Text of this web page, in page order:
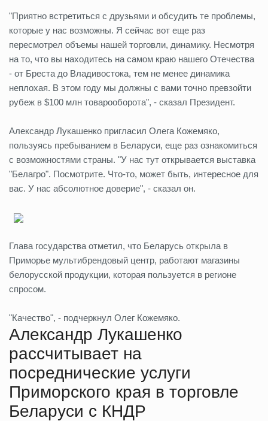
"Приятно встретиться с друзьями и обсудить те проблемы,
которые у нас возможны. Я сейчас вот еще раз
пересмотрел объемы нашей торговли, динамику. Несмотря
на то, что вы находитесь на самом краю нашего Отечества
- от Бреста до Владивостока, тем не менее динамика
неплохая. В этом году мы должны с вами точно превзойти
рубеж в $100 млн товарооборота", - сказал Президент.
Александр Лукашенко пригласил Олега Кожемяко,
пользуясь пребыванием в Беларуси, еще раз ознакомиться
с возможностями страны. "У нас тут открывается выставка
"Белагро". Посмотрите. Что-то, может быть, интересное для
вас. У нас абсолютное доверие", - сказал он.
Глава государства отметил, что Беларусь открыла в
Приморье мультибрендовый центр, работают магазины
белорусской продукции, которая пользуется в регионе
спросом.
"Качество", - подчеркнул Олег Кожемяко.
Александр Лукашенко
рассчитывает на
посреднические услуги
Приморского края в торговле
Беларуси с КНДР